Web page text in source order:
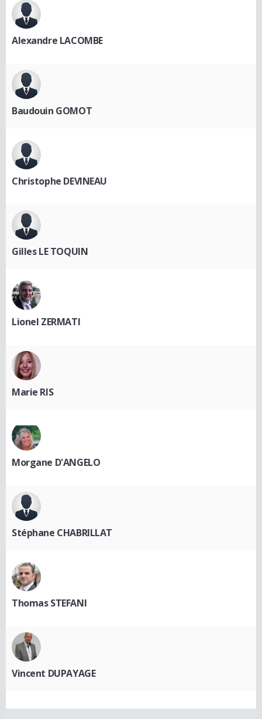
Alexandre LACOMBE
Baudouin GOMOT
Christophe DEVINEAU
Gilles LE TOQUIN
Lionel ZERMATI
Marie RIS
Morgane D'ANGELO
Stéphane CHABRILLAT
Thomas STEFANI
Vincent DUPAYAGE